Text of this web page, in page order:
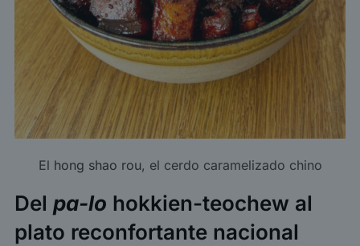
El hong shao rou, el cerdo caramelizado chino
Del pa-lo hokkien-teochew al
plato reconfortante nacional